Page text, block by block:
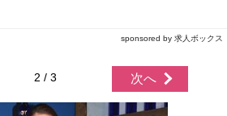
sponsored by 求人ボックス
2 / 3 次へ